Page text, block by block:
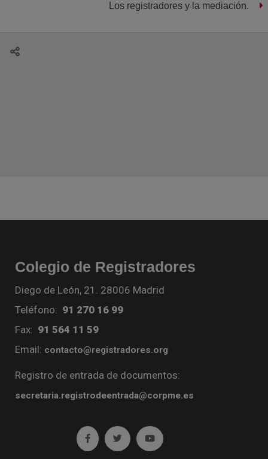
Los registradores y la mediación.
Colegio de Registradores
Diego de León, 21. 28006 Madrid
Teléfono: 91 270 16 99
Fax: 91 564 11 59
Email: contacto@registradores.org
Registro de entrada de documentos:
secretaria.registrodeentrada@corpme.es
Ir a facebook (abre en ventana nueva)
Ir a twitter (abre en ventana nueva)
Ir a YouTube (abre en